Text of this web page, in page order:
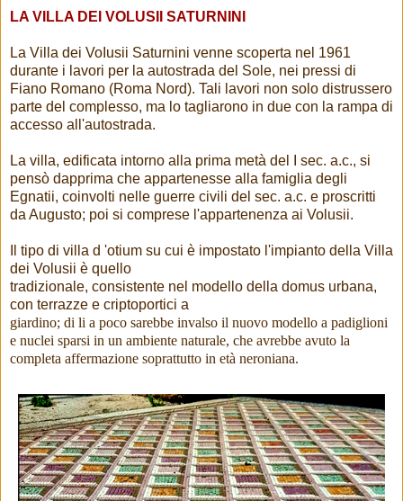
LA VILLA DEI VOLUSII SATURNINI
La Villa dei VoIusii Saturnini venne scoperta nel 1961
durante i lavori per la autostrada del Sole, nei pressi di
Fiano Romano (Roma Nord). Tali lavori non solo distrussero
parte del complesso, ma lo tagliarono in due con la rampa di
accesso all'autostrada.
La villa, edificata intorno alla prima metà del I sec. a.c., si
pensò dapprima che appartenesse alla famiglia degli
Egnatii, coinvolti nelle guerre civili del sec. a.c. e proscritti
da Augusto; poi si comprese l'appartenenza ai Volusii.
Il tipo di villa d 'otium su cui è impostato l'impianto della Villa
dei Volusii è quello
tradizionale, consistente nel modello della domus urbana,
con terrazze e criptoportici a
giardino; di li a poco sarebbe invalso il nuovo modello a padiglioni
e nuclei sparsi in un ambiente naturale, che avrebbe avuto la
completa affermazione soprattutto in età neroniana.